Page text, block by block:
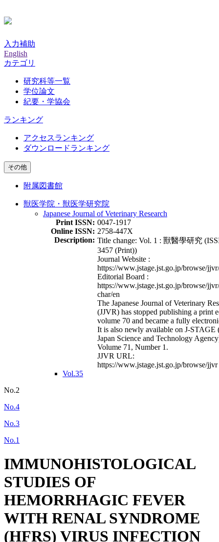
入力補助
English
カテゴリ
研究科等一覧
学位論文
紀要・学協会
ランキング
アクセスランキング
ダウンロードランキング
その他
附属図書館
獣医学院・獣医学研究院
Japanese Journal of Veterinary Research
Print ISSN: 0047-1917
Online ISSN: 2758-447X
Description: Title change: Vol. 1 : 獸醫學研究
3457 (Print))
Journal Website :
https://www.jstage.jst.go.jp/browse/
Editorial Board :
https://www.jstage.jst.go.jp/browse/
char/en
The Japanese Journal of Veterinary
(JJVR) has stopped publishing a print
volume 70 and became a fully
It is also newly available on J-STAGE
Japan Science and Technology
Volume 71, Number 1.
JJVR URL:
https://www.jstage.jst.go.jp/browse/jjvr
Vol.35
No.2
No.4
No.3
No.1
IMMUNOHISTOLOGICAL
STUDIES OF
HEMORRHAGIC FEVER
WITH RENAL SYNDROME
(HFRS) VIRUS INFECTION